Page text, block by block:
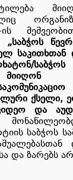
„საბჭოს
საკითხთან
ქსელი,
და
საბჭოს
და ზარებს არ